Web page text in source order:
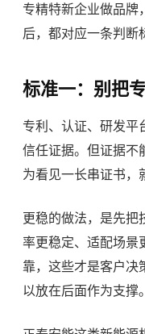
专精特新企业做品牌
后，都对应一条判断
标准一：别把
专利、认证、研发平
信任证据。但证据不
为看见一长串证书，
更稳的做法，是先把
率更稳定、适配场景
靠，这些才是客户决
以放在后面作为支撑。